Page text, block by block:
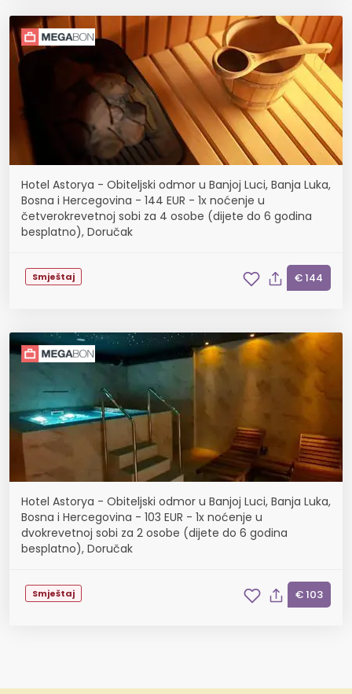
Hotel Astorya - Obiteljski odmor u Banjoj Luci, Banja Luka,
Bosna i Hercegovina - 144 EUR - 1x noćenje u
četverokrevetnoj sobi za 4 osobe (dijete do 6 godina
besplatno), Doručak
Smještaj € 144
Hotel Astorya - Obiteljski odmor u Banjoj Luci, Banja Luka,
Bosna i Hercegovina - 103 EUR - 1x noćenje u
dvokrevetnoj sobi za 2 osobe (dijete do 6 godina
besplatno), Doručak
Smještaj € 103